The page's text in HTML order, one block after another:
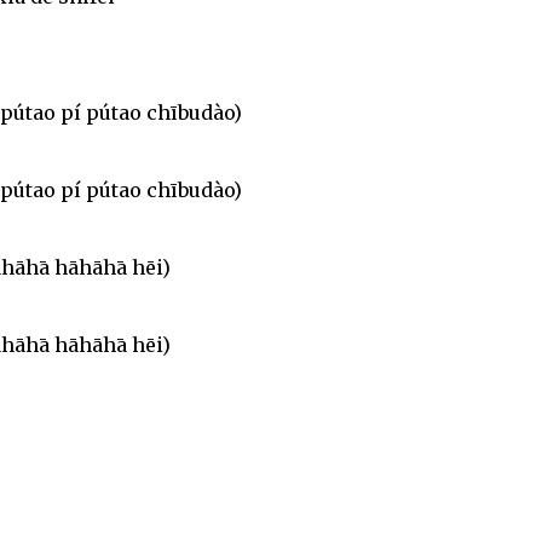
pí pútao chībudào)
pí pútao chībudào)
hāhāhā hēi)
hāhāhā hēi)